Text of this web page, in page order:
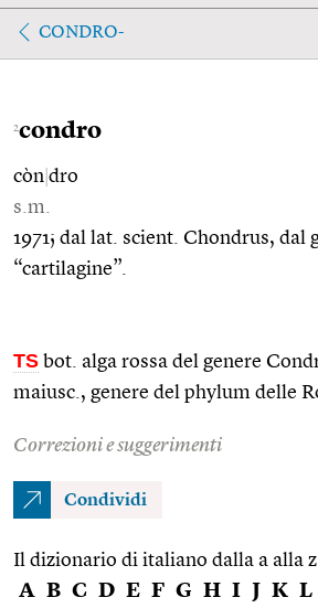
CONDRO-
2condro
còn dro
s.m.
1971; dal lat. scient. Chondrus, dal
“cartilagine”.
TS bot. alga rossa del genere
maiusc., genere del phylum delle
Correzioni e suggerimenti
Condividi
Il dizionario di italiano dalla a alla z
A B C D E F G H I J K L